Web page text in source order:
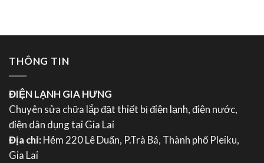
THÔNG TIN
ĐIỆN LẠNH GIA HƯNG
Chuyên sửa chữa lắp đặt thiết bị điện lạnh, điện nước,
điện dân dụng tại Gia Lai
Địa chỉ: Hẻm 220 Lê Duẩn, P.Trà Bá, Thành phố Pleiku,
Gia Lai